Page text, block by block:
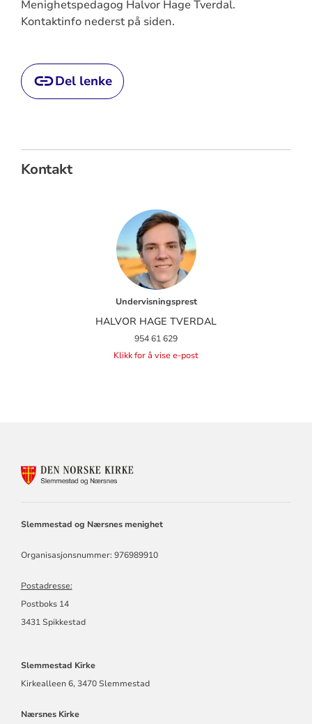
Menighetspedagog Halvor Hage Tverdal.
Kontaktinfo nederst på siden.
Del lenke
Kontakt
Undervisningsprest
HALVOR HAGE TVERDAL
954 61 629
Klikk for å vise e-post
Slemmestad og Nærsnes menighet
Organisasjonsnummer: 976989910
Postadresse:
Postboks 14
3431 Spikkestad
Slemmestad Kirke
Kirkealleen 6, 3470 Slemmestad
Nærsnes Kirke